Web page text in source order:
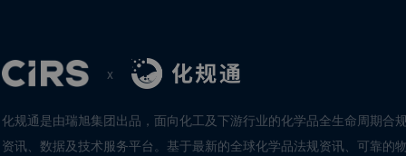
x
化规通是由瑞旭集团出品，面向化工及下游行业的化学品全生命周期合
资讯、数据及技术服务平台。基于最新的全球化学品法规资讯、可靠的